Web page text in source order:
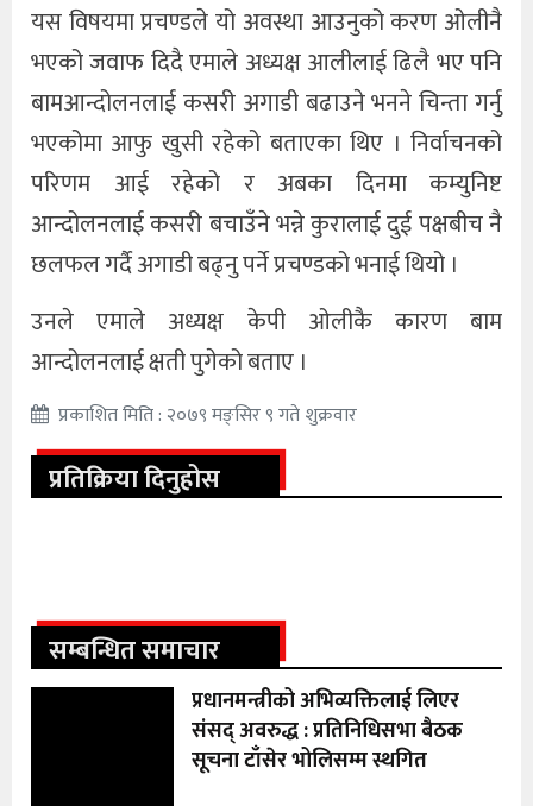
यस विषयमा प्रचण्डले यो अवस्था आउनुको करण ओलीनै
भएको जवाफ दिदै एमाले अध्यक्ष आलीलाई ढिलै भए पनि
बामआन्दोलनलाई कसरी अगाडी बढाउने भनने चिन्ता गर्नु
भएकोमा आफु खुसी रहेको बताएका थिए । निर्वाचनको
परिणम आई रहेको र अबका दिनमा कम्युनिष्ट
आन्दोलनलाई कसरी बचाउँने भन्ने कुरालाई दुई पक्षबीच नै
छलफल गर्दै अगाडी बढ्नु पर्ने प्रचण्डको भनाई थियो ।
उनले एमाले अध्यक्ष केपी ओलीकै कारण बाम
आन्दोलनलाई क्षती पुगेको बताए ।
प्रकाशित मिति : २०७९ मङ्सिर ९ गते शुक्रवार
प्रतिक्रिया दिनुहोस
सम्बन्धित समाचार
प्रधानमन्त्रीको अभिव्यक्तिलाई लिएर
संसद् अवरुद्ध : प्रतिनिधिसभा बैठक
सूचना टाँसेर भोलिसम्म स्थगित